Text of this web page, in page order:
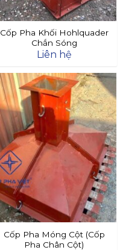
Cốp Pha Khối Hohlquader
Chắn Sóng
Liên hệ
Cốp Pha Móng Cột (Cốp
Pha Chân Cột)